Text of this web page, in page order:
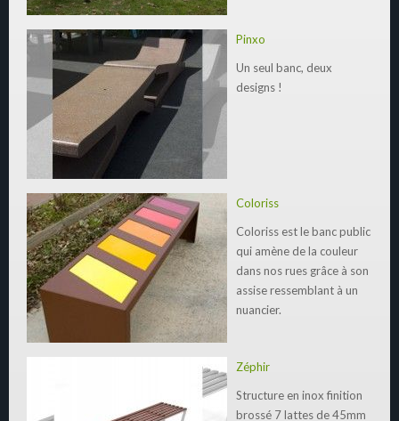
Pinxo
Un seul banc, deux
designs !
Coloriss
Coloriss est le banc public
qui amène de la couleur
dans nos rues grâce à son
assise ressemblant à un
nuancier.
Zéphir
Structure en inox finition
brossé 7 lattes de 45mm